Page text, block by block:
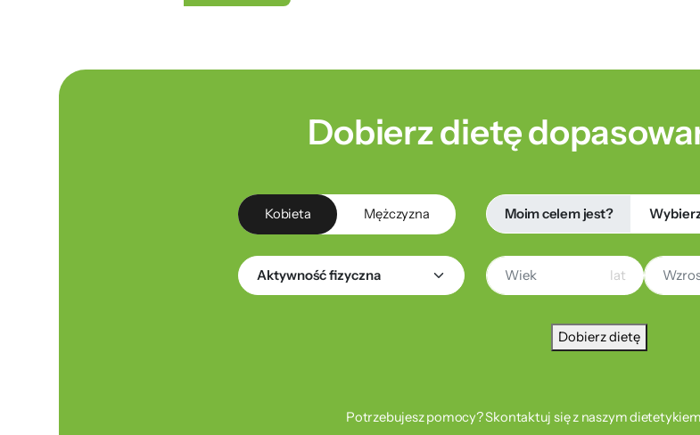
Dobierz dietę
Kobieta Mężczyzna Moim celem jest?
lat
Dobierz dietę
Potrzebujesz pomocy? Skontaktuj się z naszym dietetykiem